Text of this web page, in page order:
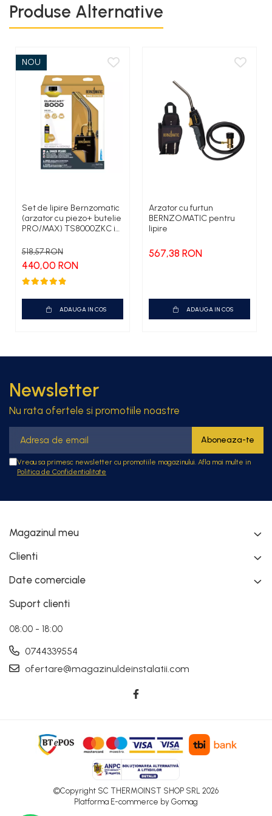
Produse Alternative
NOU
Set de lipire Bernzomatic
(arzator cu piezo+ butelie
PRO/MAX) TS8000ZKC in
518,57 RON
440,00 RON
ADAUGA IN COS
Arzator cu furtun
BERNZOMATIC pentru
lipire
567,38 RON
ADAUGA IN COS
Newsletter
Nu rata ofertele si promotiile noastre
Vreau sa primesc newsletter cu promotiile magazinului. Afla mai multe in
Politica de Confidentialitate
Magazinul meu
Clienti
Date comerciale
Suport clienti
08:00 - 18:00
0744339554
ofertare@magazinuldeinstalatii.com
©Copyright SC THERMOINST SHOP SRL 2026
Platforma E-commerce by Gomag